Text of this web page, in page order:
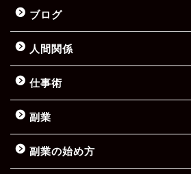
ブログ
人間関係
仕事術
副業
副業の始め方